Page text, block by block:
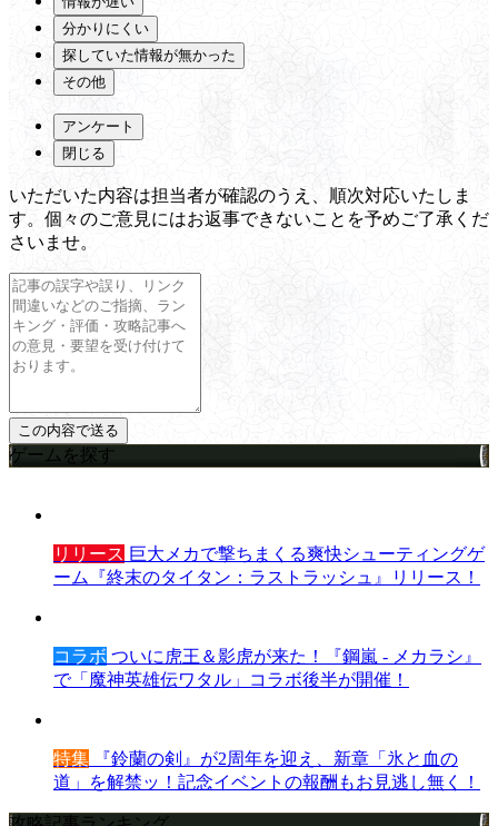
分かりにくい
探していた情報が無かった
その他
アンケート
閉じる
いただいた内容は担当者が確認のうえ、順次対応いたしま
す。個々のご意見にはお返事できないことを予めご了承くだ
さいませ。
ゲームを探す
リリース 巨大メカで撃ちまくる爽快シューティングゲ
ーム『終末のタイタン：ラストラッシュ』リリース！
コラボ ついに虎王＆影虎が来た！『鋼嵐 - メカラシ』
で「魔神英雄伝ワタル」コラボ後半が開催！
特集 『鈴蘭の剣』が2周年を迎え、新章「氷と血の
道」を解禁ッ！記念イベントの報酬もお見逃し無く！